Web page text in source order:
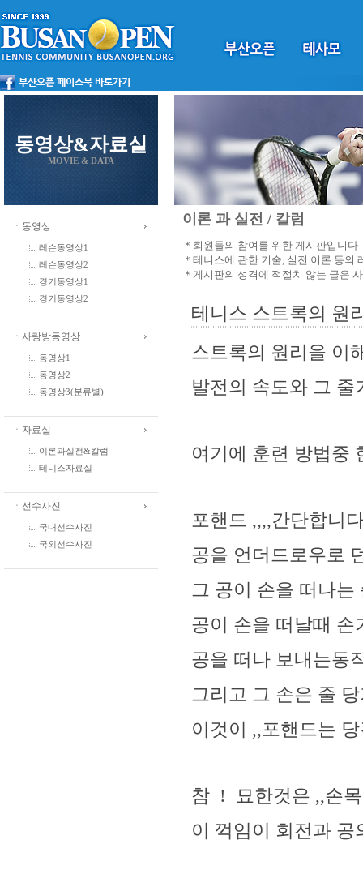
동영상&자료실
MOVIE & DATA
ㆍ동영상
레슨동영상1
레슨동영상2
경기동영상1
경기동영상2
ㆍ사랑방동영상
동영상1
동영상2
동영상3(분류별)
ㆍ자료실
이론과실전&칼럼
테니스자료실
ㆍ선수사진
국내선수사진
국외선수사진
이론 과 실전 / 칼럼
＊회원들의 참여를 위한 게시판입니다
＊테니스에 관한 기술, 실전 이론 등의
＊게시판의 성격에 적절치 않는 글은
테니스 스트록의 원
스트록의 원리을 이
발전의 속도와 그
여기에 훈련 방법중
포핸드 ,,,,간단합니
공을 언더드로우로
그 공이 손을 떠나는
공이 손을 떠날때
공을 떠나 보내는동
그리고 그 손은 줄
이것이 ,,포핸드는
참 ! 묘한것은 ,,손
이 꺽임이 회전과